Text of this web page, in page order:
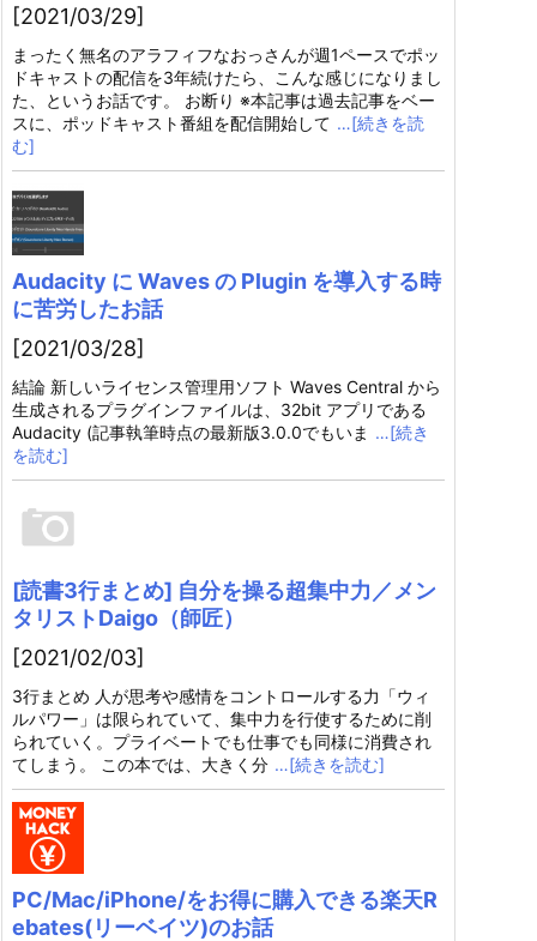
[2021/03/29]
まったく無名のアラフィフなおっさんが週1ペースでポッ
ドキャストの配信を3年続けたら、こんな感じになりまし
た、というお話です。 お断り ※本記事は過去記事をベー
スに、ポッドキャスト番組を配信開始して …[続きを読
む]
Audacity に Waves の Plugin を導入する時
に苦労したお話
[2021/03/28]
結論 新しいライセンス管理用ソフト Waves Central から
生成されるプラグインファイルは、32bit アプリである
Audacity (記事執筆時点の最新版3.0.0でもいま …[続き
を読む]
[読書3行まとめ] 自分を操る超集中力／メン
タリストDaigo（師匠）
[2021/02/03]
3行まとめ 人が思考や感情をコントロールする力「ウィ
ルパワー」は限られていて、集中力を行使するために削
られていく。プライベートでも仕事でも同様に消費され
てしまう。 この本では、大きく分 …[続きを読む]
PC/Mac/iPhone/をお得に購入できる楽天R
ebates(リーベイツ)のお話